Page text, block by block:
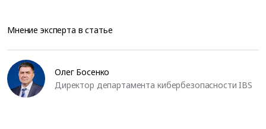
Мнение эксперта в статье
Олег Босенко
Директор департамента кибербезопасности IBS